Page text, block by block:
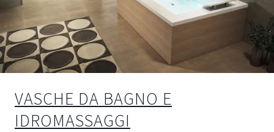
VASCHE DA BAGNO E
IDROMASSAGGI